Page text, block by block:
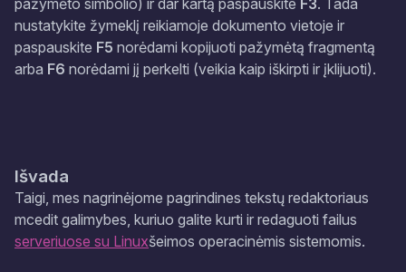
pažymėto simbolio) ir dar kartą paspauskite F3. Tada
nustatykite žymeklį reikiamoje dokumento vietoje ir
paspauskite F5 norėdami kopijuoti pažymėtą fragmentą
arba F6 norėdami jį perkelti (veikia kaip iškirpti ir įklijuoti).
Išvada
Taigi, mes nagrinėjome pagrindines tekstų redaktoriaus
mcedit galimybes, kuriuo galite kurti ir redaguoti failus
serveriuose su Linuxšeimos operacinėmis sistemomis.